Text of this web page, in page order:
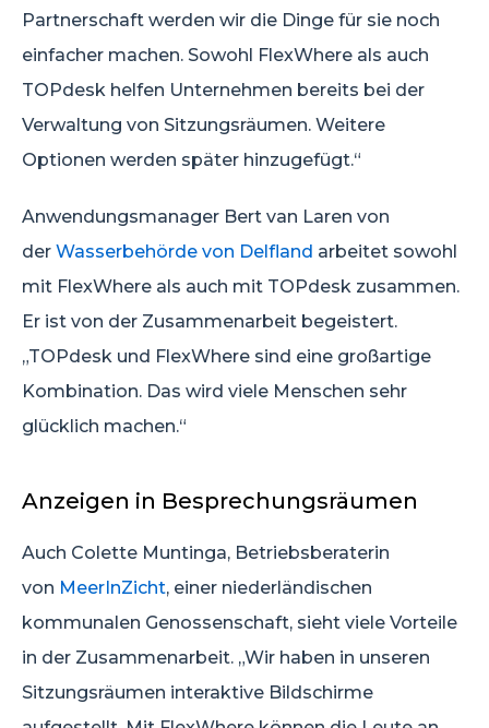
Partnerschaft werden wir die Dinge für sie noch
einfacher machen. Sowohl FlexWhere als auch
TOPdesk helfen Unternehmen bereits bei der
Verwaltung von Sitzungsräumen. Weitere
Optionen werden später hinzugefügt.“
Anwendungsmanager Bert van Laren von
der Wasserbehörde von Delfland arbeitet sowohl
mit FlexWhere als auch mit TOPdesk zusammen.
Er ist von der Zusammenarbeit begeistert.
„TOPdesk und FlexWhere sind eine großartige
Kombination. Das wird viele Menschen sehr
glücklich machen.“
Anzeigen in Besprechungsräumen
Auch Colette Muntinga, Betriebsberaterin
von MeerInZicht, einer niederländischen
kommunalen Genossenschaft, sieht viele Vorteile
in der Zusammenarbeit. „Wir haben in unseren
Sitzungsräumen interaktive Bildschirme